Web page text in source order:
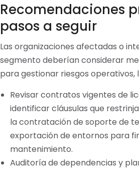
Recomendaciones
pasos a seguir
Las organizaciones afectadas o
segmento deberían considerar
para gestionar riesgos operativos,
Revisar contratos vigentes de
identificar cláusulas que
la contratación de soporte de
exportación de entornos para
mantenimiento.
Auditoría de dependencias y